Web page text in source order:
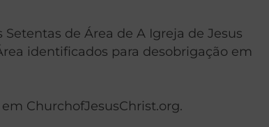
de Área de A Igreja de Jesus
identificados para desobrigação em
ChurchofJesusChrist.org.